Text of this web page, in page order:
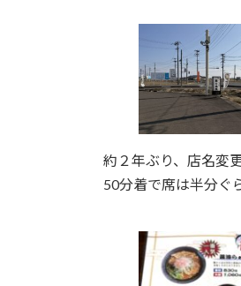
約２年ぶり、店名変
50分着で席は半分ぐ